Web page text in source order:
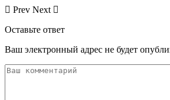
Prev Next
Оставьте ответ
Ваш электронный адрес не будет